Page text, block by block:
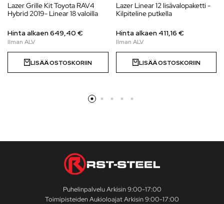
Lazer Grille Kit Toyota RAV4
Hybrid 2019- Linear 18 valoilla
Hinta alkaen649,40 €
LISÄÄ OSTOSKORIIN
Lazer Linear 12 lisävalopaketti -
Kilpiteline putkella
Hinta alkaen 411,16 €
LISÄÄ OSTOSKORIIN
Puhelinpalvelu Arkisin 9:00-17:00
Toimipisteiden Aukioloajat Arkisin 9:00-17:00